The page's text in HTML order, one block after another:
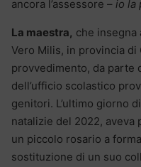
ancora l’assessore – io la
La maestra, che insegna
Vero Milis, in provincia
provvedimento, da parte
dell’ufficio scolastico
genitori. L’ultimo giorno
natalizie del 2022, aveva
un piccolo rosario a
sostituzione di un suo